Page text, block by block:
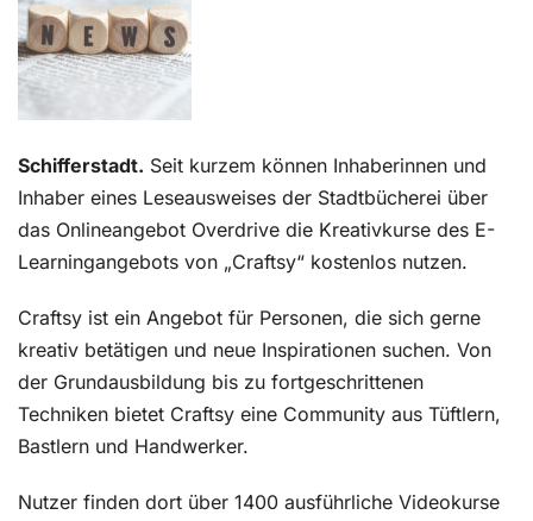
Schifferstadt. Seit kurzem können Inhaberinnen und
Inhaber eines Leseausweises der Stadtbücherei über
das Onlineangebot Overdrive die Kreativkurse des E-
Learningangebots von „Craftsy“ kostenlos nutzen.
Craftsy ist ein Angebot für Personen, die sich gerne
kreativ betätigen und neue Inspirationen suchen. Von
der Grundausbildung bis zu fortgeschrittenen
Techniken bietet Craftsy eine Community aus Tüftlern,
Bastlern und Handwerker.
Nutzer finden dort über 1400 ausführliche Videokurse